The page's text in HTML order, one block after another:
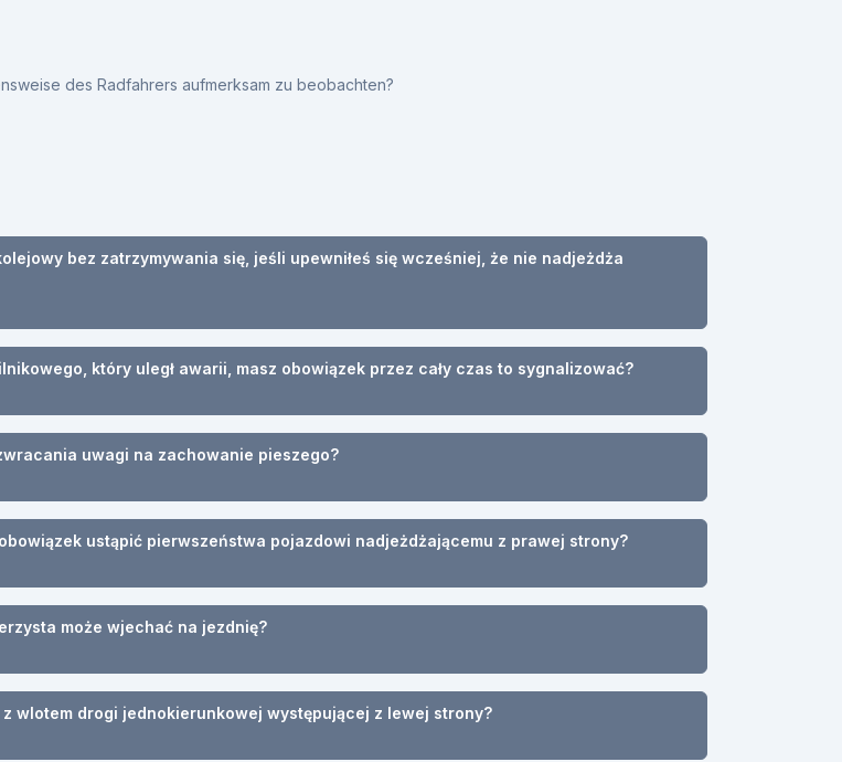
des Radfahrers aufmerksam zu beobachten?
bez zatrzymywania się, jeśli upewniłeś się wcześniej, że nie nadjeżdża
który uległ awarii, masz obowiązek przez cały czas to sygnalizować?
uwagi na zachowanie pieszego?
ustąpić pierwszeństwa pojazdowi nadjeżdżającemu z prawej strony?
może wjechać na jezdnię?
wlotem drogi jednokierunkowej występującej z lewej strony?